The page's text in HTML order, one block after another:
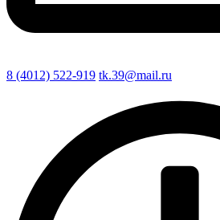
8 (4012) 522-919 tk.39@mail.ru